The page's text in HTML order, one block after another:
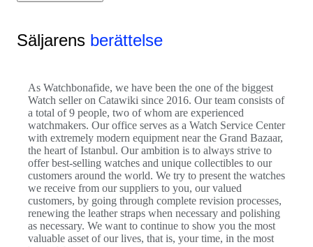
Säljarens berättelse
As Watchbonafide, we have been the one of the biggest
Watch seller on Catawiki since 2016. Our team consists of
a total of 9 people, two of whom are experienced
watchmakers. Our office serves as a Watch Service Center
with extremely modern equipment near the Grand Bazaar,
the heart of Istanbul. Our ambition is to always strive to
offer best-selling watches and unique collectibles to our
customers around the world. We try to present the watches
we receive from our suppliers to you, our valued
customers, by going through complete revision processes,
renewing the leather straps when necessary and polishing
as necessary. We want to continue to show you the most
valuable asset of our lives, that is, your time, in the most